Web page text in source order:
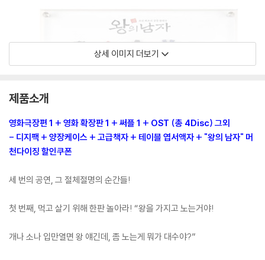
상세 이미지 더보기
제품소개
영화극장편 1 + 영화 확장판 1 + 써플 1 + OST (총 4Disc) 그외
- 디지팩 + 양장케이스 + 고급책자 + 테이블 엽서액자 + "왕의 남자" 머
천다이징 할인쿠폰
세 번의 공연, 그 절체절명의 순간들!
첫 번째, 먹고 살기 위해 한판 놀아라! “왕을 가지고 노는거야!
개나 소나 입만열면 왕 얘긴데, 좀 노는게 뭐가 대수야?”